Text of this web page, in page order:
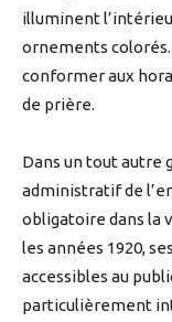
illuminent
ornements
conformer aux
de prière.
Dans un tout autre
administratif de
obligatoire dans la
les années 1920,
accessibles au
particulièrement